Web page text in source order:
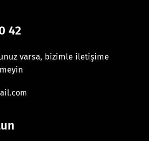
42
varsa, bizimle iletişime